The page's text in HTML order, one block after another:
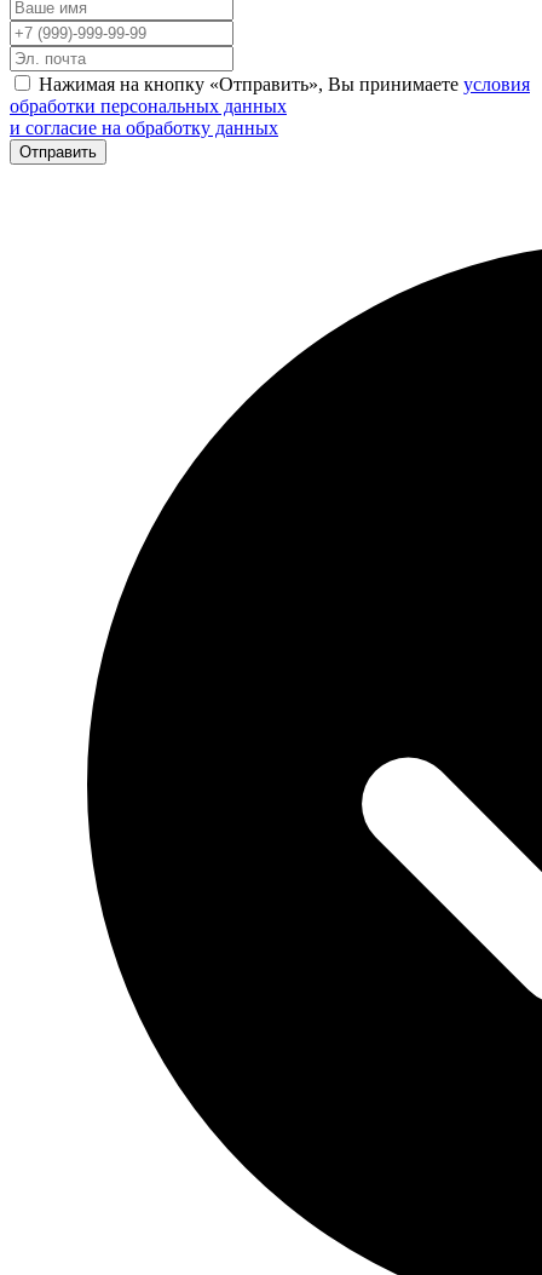
Нажимая на кнопку «Отправить», Вы принимаете условия
обработки персональных данных
и согласие на обработку данных
Отправить